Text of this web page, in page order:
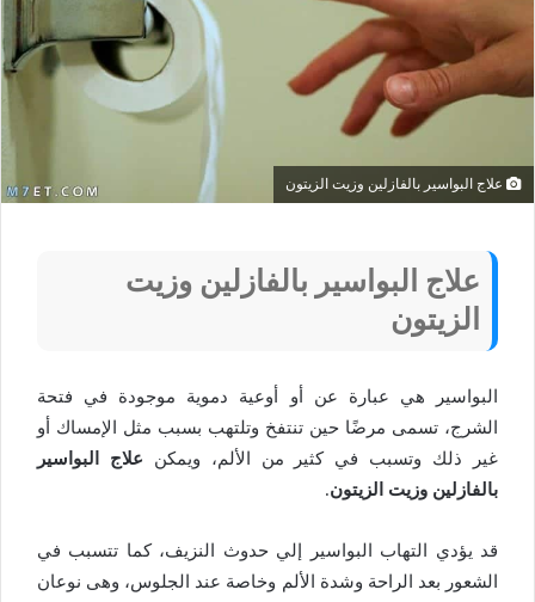
علاج البواسير بالفازلين وزيت الزيتون
علاج البواسير بالفازلين وزيت
الزيتون
البواسير هي عبارة عن أو أوعية دموية موجودة في فتحة
الشرج، تسمى مرضًا حين تنتفخ وتلتهب بسبب مثل الإمساك أو
غير ذلك وتسبب في كثير من الألم، ويمكن علاج البواسير
بالفازلين وزيت الزيتون.
قد يؤدي التهاب البواسير إلي حدوث النزيف، كما تتسبب في
الشعور بعد الراحة وشدة الألم وخاصة عند الجلوس، وهى نوعان